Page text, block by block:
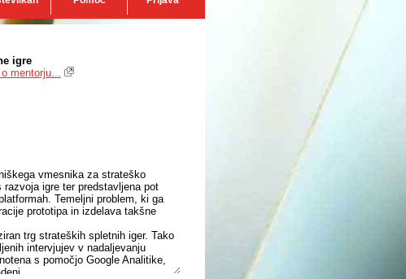
igre
mentorju...
vmesnika za strateško
igre ter predstavljena pot
Temeljni problem, ki ga
prototipa in izdelava takšne
trg strateških spletnih iger. Tako
intervjujev v nadaljevanju
s pomočjo Google Analitike,